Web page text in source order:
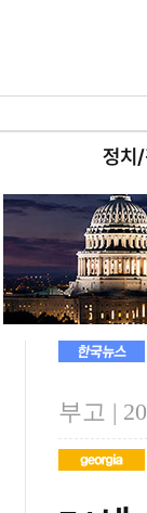
정치
부고 |